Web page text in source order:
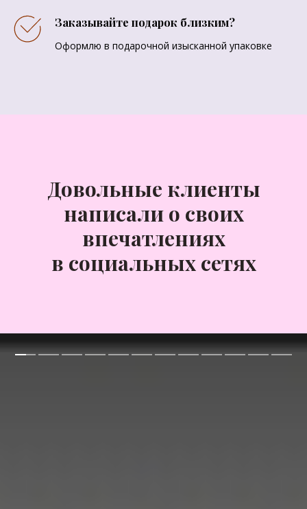
Заказывайте подарок близким?
Оформлю в подарочной изысканной упаковке
Довольные клиенты
написали о своих
впечатлениях
в социальных сетях